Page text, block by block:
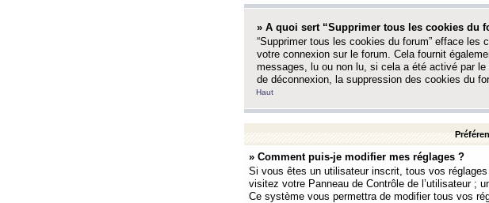
» A quoi sert “Supprimer tous les cookies du
“Supprimer tous les cookies du forum” efface
votre connexion sur le forum. Cela fournit
messages, lu ou non lu, si cela a été activé par
de déconnexion, la suppression des cookies du
Haut
» Comment puis-je modifier mes réglages ?
Si vous êtes un utilisateur inscrit, tous vos
visitez votre Panneau de Contrôle de l’utilisateur ;
Ce système vous permettra de modifier tous vos